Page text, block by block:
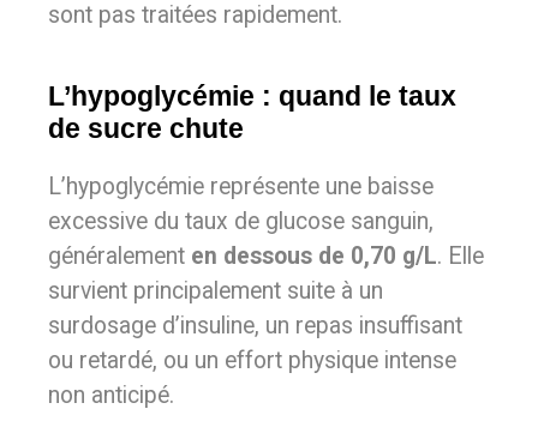
sont pas traitées rapidement.
L’hypoglycémie : quand le taux
de sucre chute
L’hypoglycémie représente une baisse
excessive du taux de glucose sanguin,
généralement en dessous de 0,70 g/L. Elle
survient principalement suite à un
surdosage d’insuline, un repas insuffisant
ou retardé, ou un effort physique intense
non anticipé.